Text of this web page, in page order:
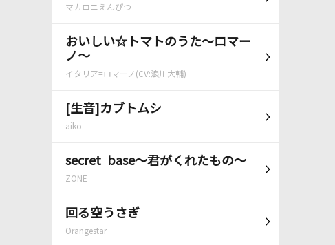
マカロニえんぴつ
おいしい☆トマトのうた～ロマー
ノ～
イタリア=ロマーノ(CV:浪川大輔)
[生音]カブトムシ
aiko
secret base～君がくれたもの～
ZONE
回る空うさぎ
Orangestar